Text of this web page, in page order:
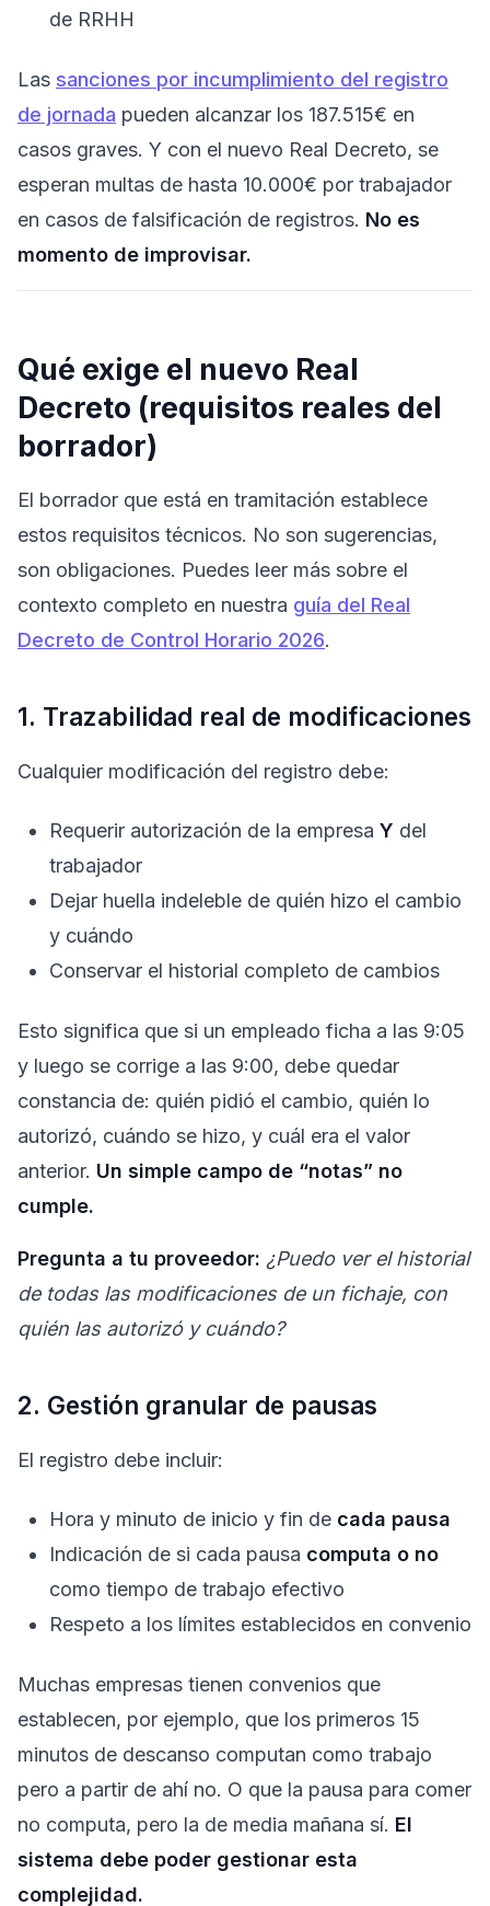
de RRHH
Las sanciones por incumplimiento del registro
de jornada pueden alcanzar los 187.515€ en
casos graves. Y con el nuevo Real Decreto, se
esperan multas de hasta 10.000€ por trabajador
en casos de falsificación de registros. No es
momento de improvisar.
Qué exige el nuevo Real
Decreto (requisitos reales del
borrador)
El borrador que está en tramitación establece
estos requisitos técnicos. No son sugerencias,
son obligaciones. Puedes leer más sobre el
contexto completo en nuestra guía del Real
Decreto de Control Horario 2026.
1. Trazabilidad real de modificaciones
Cualquier modificación del registro debe:
Requerir autorización de la empresaY del
trabajador
Dejar huella indeleble de quién hizo el cambio
y cuándo
Conservar el historial completo de cambios
Esto significa que si un empleado ficha a las 9:05
y luego se corrige a las 9:00, debe quedar
constancia de: quién pidió el cambio, quién lo
autorizó, cuándo se hizo, y cuál era el valor
anterior. Un simple campo de “notas” no
cumple.
Pregunta a tu proveedor: ¿Puedo ver el historial
de todas las modificaciones de un fichaje, con
quién las autorizó y cuándo?
2. Gestión granular de pausas
El registro debe incluir:
Hora y minuto de inicio y fin de cada pausa
Indicación de si cada pausa computa o no
como tiempo de trabajo efectivo
Respeto a los límites establecidos en convenio
Muchas empresas tienen convenios que
establecen, por ejemplo, que los primeros 15
minutos de descanso computan como trabajo
pero a partir de ahí no. O que la pausa para comer
no computa, pero la de media mañana sí. El
sistema debe poder gestionar esta
complejidad.